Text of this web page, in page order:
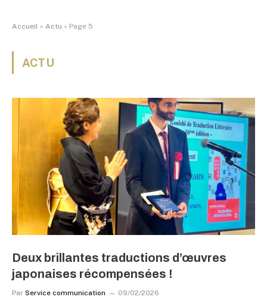
Accueil » Actu » Page 5
ACTU
Deux brillantes traductions d’œuvres
japonaises récompensées !
Par Service communication 09/02/2026